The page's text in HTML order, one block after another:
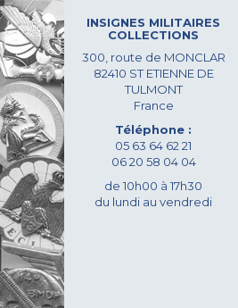
INSIGNES MILITAIRES
COLLECTIONS
300, route de MONCLAR
82410 ST ETIENNE DE
TULMONT
France
Téléphone :
05 63 64 62 21
06 20 58 04 04
de 10h00 à 17h30
du lundi au vendredi